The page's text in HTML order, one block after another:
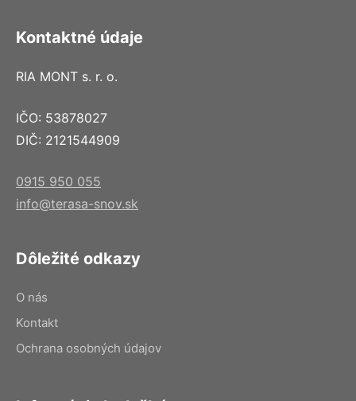
Kontaktné údaje
RIA MONT s. r. o.
IČO: 53878027
DIČ: 2121544909
0915 950 055
info@terasa-snov.sk
Dôležité odkazy
O nás
Kontakt
Ochrana osobných údajov